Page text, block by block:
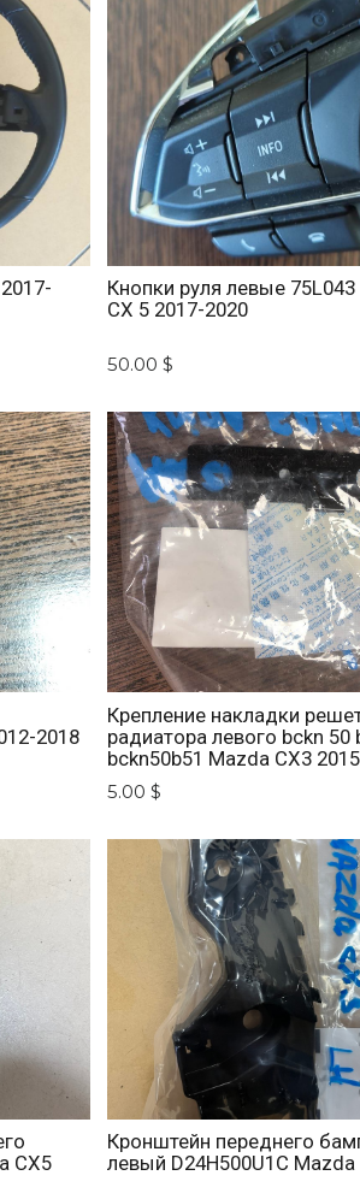
Кнопки руля левые
CX 5 2017-2020
50.00 $
2018
Крепление накладки
радиатора левого bckn 50
bckn50b51 Mazda CX3
5.00 $
CX5
Кронштейн переднего
левый D24H500U1C Mazda